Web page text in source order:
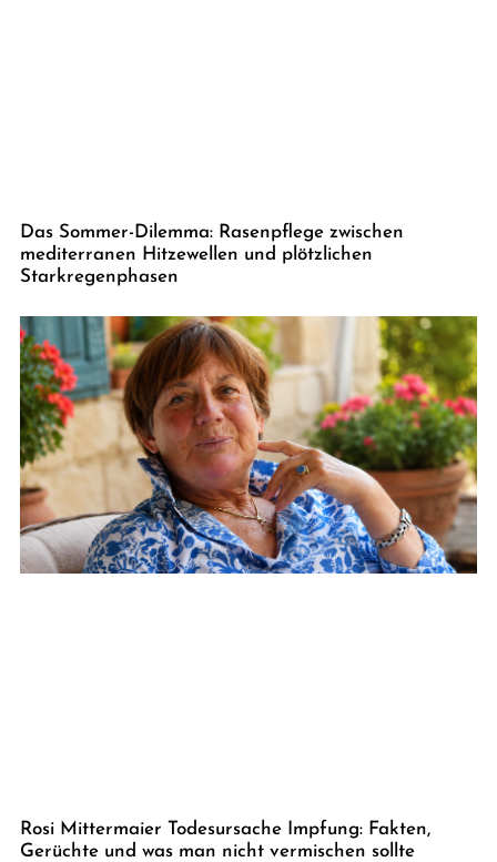
Das Sommer-Dilemma: Rasenpflege zwischen
mediterranen Hitzewellen und plötzlichen
Starkregenphasen
Rosi Mittermaier Todesursache Impfung: Fakten,
Gerüchte und was man nicht vermischen sollte